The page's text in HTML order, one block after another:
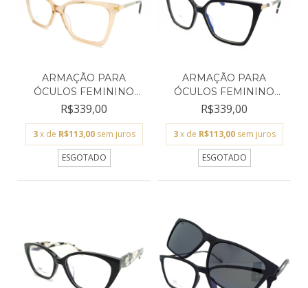
ARMAÇÃO PARA
ÓCULOS FEMININO
EMPÓRIO GLA...
R$339,00
3 x de R$113,00 sem juros
ESGOTADO
ARMAÇÃO PARA
ÓCULOS FEMININO
EMPÓRIO GLA...
R$339,00
3 x de R$113,00 sem juros
ESGOTADO